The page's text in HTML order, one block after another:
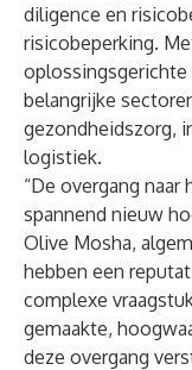
diligence en
risicobeperking.
oplossingsgerichte
belangrijke
gezondheidszorg,
logistiek.
“De overgang
spannend nieuw
Olive Mosha,
hebben een
complexe
gemaakte,
deze overgang